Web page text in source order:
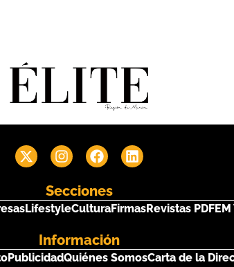
Secciones
LifestyleCulturaFirmasRevistas PDFEM
Información
PublicidadQuiénes SomosCarta de la